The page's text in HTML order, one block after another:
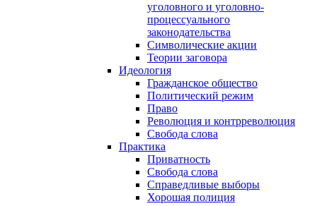
уголовного и уголовно-
процессуального
законодательства
Символические акции
Теории заговора
Идеология
Гражданское общество
Политический режим
Право
Революция и контрреволюция
Свобода слова
Практика
Приватность
Свобода слова
Справедливые выборы
Хорошая полиция